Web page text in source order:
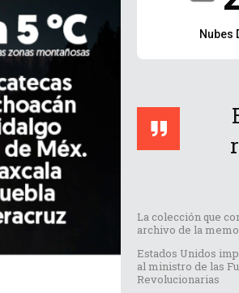
Nubes
La colección que
archivo de la
Estados Unidos
al ministro de las
Revolucionarias